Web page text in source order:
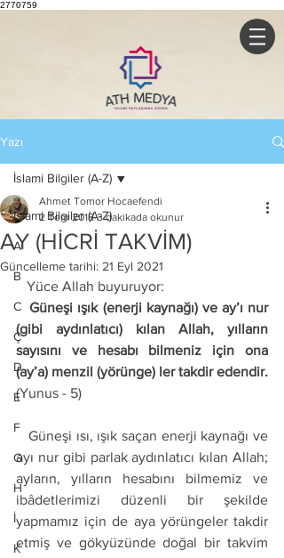
2770759
Yazı
İslami Bilgiler (A-Z)
A
B
C
Ç
D
E
F
G
H
İ
K
İslami Bilgiler (A-Z)
AY (HİCRİ TAKVİM)
Ahmet Tomor Hocaefendi
2 Tem 2018 3 dakikada okunur
Güncelleme tarihi: 21 Eyl 2021
   Yüce Allah buyuruyor:
   Güneşi ışık (enerji kaynağı) ve ay’ı nur
(gibi aydınlatıcı) kılan Allah, yılların
sayısını ve hesabı bilmeniz için ona
(ay’a) menzil (yörünge) ler takdir edendir.
(Yunus - 5)
ayı nur gibi parlak aydınlatıcı kılan Allah;
ayların, yılların hesabını bilmemiz ve
ibâdetlerimizi düzenli bir şekilde
yapmamız için de aya yörüngeler takdir
etmiş ve gökyüzünde doğal bir takvim